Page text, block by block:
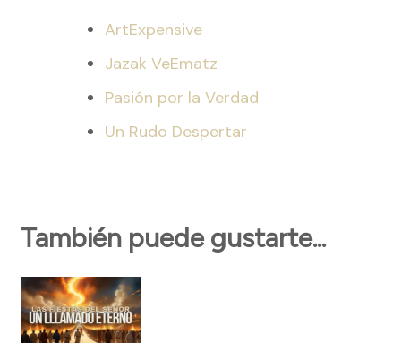
ArtExpensive
Jazak VeEmatz
Pasión por la Verdad
Un Rudo Despertar
También puede gustarte...